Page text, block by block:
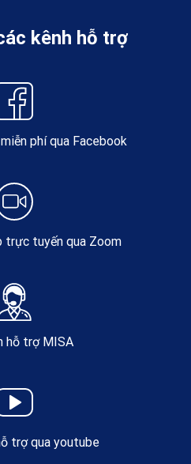
kênh hỗ trợ
phí qua Facebook
tuyến qua Zoom
hỗ trợ MISA
trợ qua youtube